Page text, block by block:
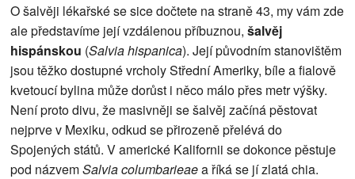
O šalvěji lékařské se sice dočtete na straně 43, my vám zde
ale představíme její vzdálenou příbuznou, šalvěj
hispánskou (Salvia hispanica). Její původním stanovištěm
jsou těžko dostupné vrcholy Střední Ameriky, bíle a fialově
kvetoucí bylina může dorůst i něco málo přes metr výšky.
Není proto divu, že masivněji se šalvěj začíná pěstovat
nejprve v Mexiku, odkud se přirozeně přelévá do
Spojených států. V americké Kalifornii se dokonce pěstuje
pod názvemSalvia columbarieaea říká se jí zlatá chia.